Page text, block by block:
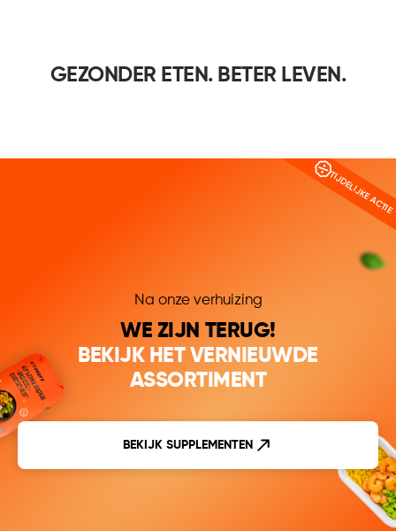
GEZONDER ETEN. BETER LEVEN.
TIJDELIJKE ACTIE
Na onze verhuizing
WE ZIJN TERUG!
BEKIJK HET VERNIEUWDE
ASSORTIMENT
BEKIJK SUPPLEMENTEN